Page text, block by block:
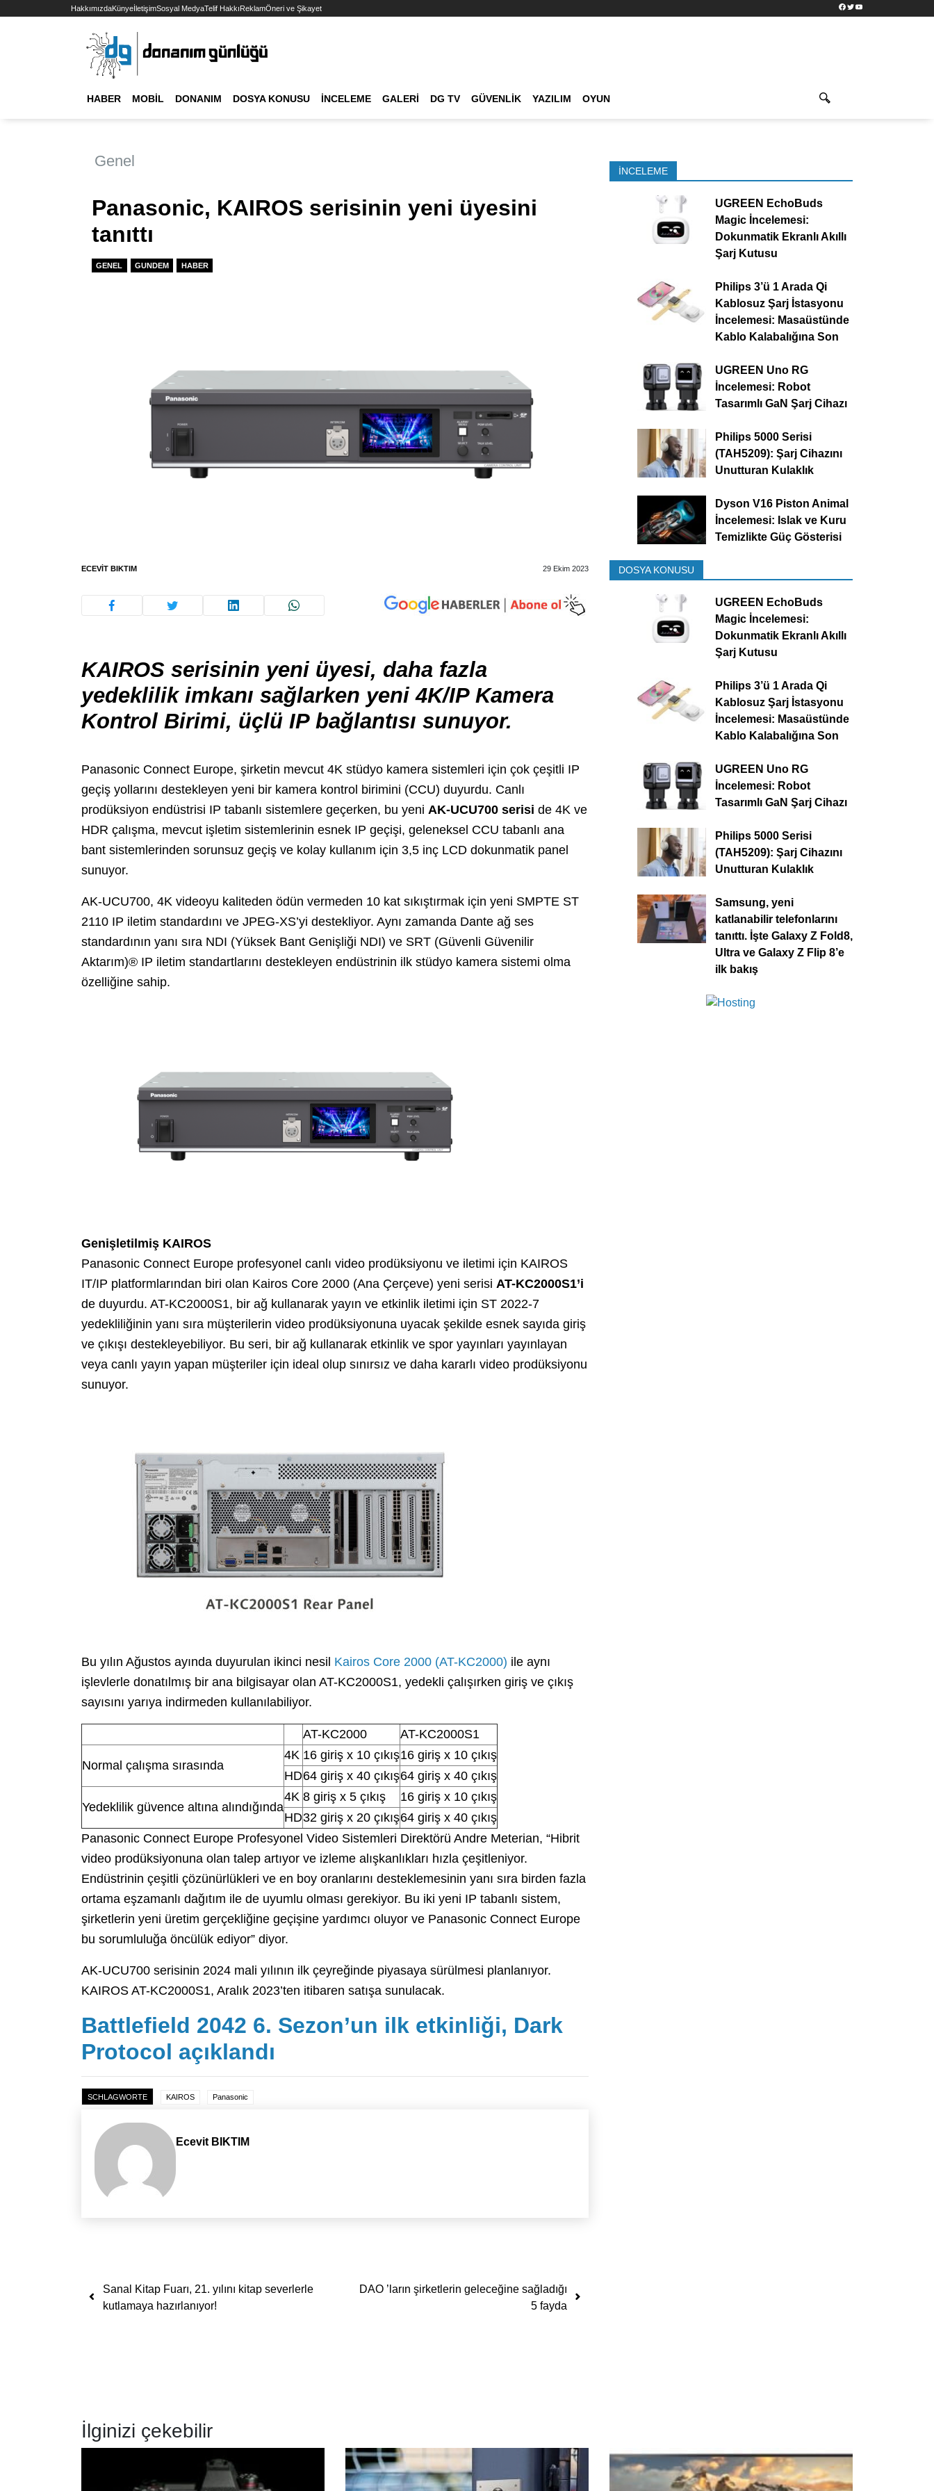
HakkımızdaKünyeİletişimSosyal MedyaTelif HakkıReklamÖneri ve Şikayet Facebook
TwitterYouTube
HABER MOBIL DONANIM DOSYA KONUSU İNCELEME GALERI DG TV GÜVENLIK YAZILIM OYUN
Genel
Panasonic, KAIROS serisinin yeni üyesini
tanıttı
GENEL GUNDEM HABER
ECEVIT BIKTIM 29 Ekim 2023
KAIROS serisinin yeni üyesi, daha fazla
yedeklilik imkanı sağlarken yeni 4K/IP Kamera
Kontrol Birimi, üçlü IP bağlantısı sunuyor.
Panasonic Connect Europe, şirketin mevcut 4K stüdyo kamera sistemleri için çok çeşitli IP
geçiş yollarını destekleyen yeni bir kamera kontrol birimini (CCU) duyurdu. Canlı
prodüksiyon endüstrisi IP tabanlı sistemlere geçerken, bu yeni AK-UCU700 serisi de 4K ve
HDR çalışma, mevcut işletim sistemlerinin esnek IP geçişi, geleneksel CCU tabanlı ana
bant sistemlerinden sorunsuz geçiş ve kolay kullanım için 3,5 inç LCD dokunmatik panel
sunuyor.
AK-UCU700, 4K videoyu kaliteden ödün vermeden 10 kat sıkıştırmak için yeni SMPTE ST
2110 IP iletim standardını ve JPEG-XS’yi destekliyor. Aynı zamanda Dante ağ ses
standardının yanı sıra NDI (Yüksek Bant Genişliği NDI) ve SRT (Güvenli Güvenilir
Aktarım)® IP iletim standartlarını destekleyen endüstrinin ilk stüdyo kamera sistemi olma
özelliğine sahip.
Genişletilmiş KAIROS
Panasonic Connect Europe profesyonel canlı video prodüksiyonu ve iletimi için KAIROS
IT/IP platformlarından biri olan Kairos Core 2000 (Ana Çerçeve) yeni serisi AT-KC2000S1’i
de duyurdu. AT-KC2000S1, bir ağ kullanarak yayın ve etkinlik iletimi için ST 2022-7
yedekliliğinin yanı sıra müşterilerin video prodüksiyonuna uyacak şekilde esnek sayıda giriş
ve çıkışı destekleyebiliyor. Bu seri, bir ağ kullanarak etkinlik ve spor yayınları yayınlayan
veya canlı yayın yapan müşteriler için ideal olup sınırsız ve daha kararlı video prodüksiyonu
sunuyor.
Bu yılın Ağustos ayında duyurulan ikinci nesil Kairos Core 2000 (AT-KC2000) ile aynı
işlevlerle donatılmış bir ana bilgisayar olan AT-KC2000S1, yedekli çalışırken giriş ve çıkış
sayısını yarıya indirmeden kullanılabiliyor.
AT-KC2000 AT-KC2000S1
Normal çalışma sırasında
4K 16 giriş x 10 çıkış16 giriş x 10 çıkış
HD64 giriş x 40 çıkış64 giriş x 40 çıkış
Yedeklilik güvence altına alındığında
4K 8 giriş x 5 çıkış
16 giriş x 10 çıkış
HD32 giriş x 20 çıkış64 giriş x 40 çıkış
Panasonic Connect Europe Profesyonel Video Sistemleri Direktörü Andre Meterian, “Hibrit
video prodüksiyonuna olan talep artıyor ve izleme alışkanlıkları hızla çeşitleniyor.
Endüstrinin çeşitli çözünürlükleri ve en boy oranlarını desteklemesinin yanı sıra birden fazla
ortama eşzamanlı dağıtım ile de uyumlu olması gerekiyor. Bu iki yeni IP tabanlı sistem,
şirketlerin yeni üretim gerçekliğine geçişine yardımcı oluyor ve Panasonic Connect Europe
bu sorumluluğa öncülük ediyor” diyor.
AK-UCU700 serisinin 2024 mali yılının ilk çeyreğinde piyasaya sürülmesi planlanıyor.
KAIROS AT-KC2000S1, Aralık 2023’ten itibaren satışa sunulacak.
Battlefield 2042 6. Sezon’un ilk etkinliği, Dark
Protocol açıklandı
SCHLAGWORTE KAIROS Panasonic
Ecevit BIKTIM
Yazı dolaşımı
Sanal Kitap Fuarı, 21. yılını kitap severlerle
kutlamaya hazırlanıyor!
DAO ’ların şirketlerin geleceğine sağladığı
5 fayda
İNCELEME
UGREEN EchoBuds
Magic İncelemesi:
Dokunmatik Ekranlı Akıllı
Şarj Kutusu
Philips 3’ü 1 Arada Qi
Kablosuz Şarj İstasyonu
İncelemesi: Masaüstünde
Kablo Kalabalığına Son
UGREEN Uno RG
İncelemesi: Robot
Tasarımlı GaN Şarj Cihazı
Philips 5000 Serisi
(TAH5209): Şarj Cihazını
Unutturan Kulaklık
Dyson V16 Piston Animal
İncelemesi: Islak ve Kuru
Temizlikte Güç Gösterisi
DOSYA KONUSU
UGREEN EchoBuds
Magic İncelemesi:
Dokunmatik Ekranlı Akıllı
Şarj Kutusu
Philips 3’ü 1 Arada Qi
Kablosuz Şarj İstasyonu
İncelemesi: Masaüstünde
Kablo Kalabalığına Son
UGREEN Uno RG
İncelemesi: Robot
Tasarımlı GaN Şarj Cihazı
Philips 5000 Serisi
(TAH5209): Şarj Cihazını
Unutturan Kulaklık
Samsung, yeni
katlanabilir telefonlarını
tanıttı. İşte Galaxy Z Fold8,
Ultra ve Galaxy Z Flip 8’e
ilk bakış
İlginizi çekebilir